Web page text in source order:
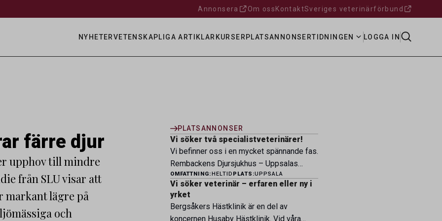
Annonsera Om oss KontaktSveriges veterinärförbund
NYHETERVETENSKAPLIGA ARTIKLAR KURSER PLATSANNONSERTIDNINGEN LOGGA IN
färre djur
upphov till mindre
från SLU visar att
markant lägre på
och
PLATSANNONSER
Vi söker två specialistveterinärer!
Vi befinner oss i en mycket spännande fas.
Rembackens Djursjukhus – Uppsalas
ledande djursjukhus – expanderar nu sin
specialistverksamhet och söker
legitimerade veterinärer med
specialistkompetens som vill vara med
OMFATTNING:HELTID PLATS:UPPSALA
Vi söker veterinär – erfaren eller ny i
yrket
Bergsåkers Hästklinik är en del av
koncernen Husaby Hästklinik. Vid våra